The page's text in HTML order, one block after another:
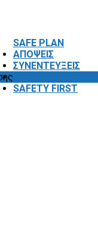
SAFE PLAN
ΑΠΟΨΕΙΣ
ΣΥΝΕΝΤΕΥΞΕΙΣ
SAFETY FIRST